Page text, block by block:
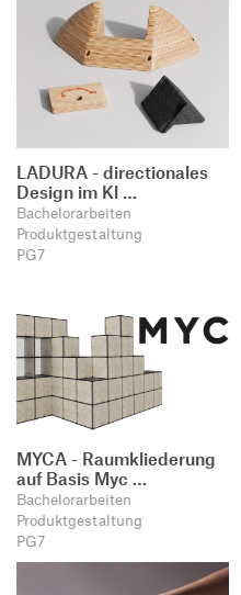
LADURA - directionales
Design im Kl …
Bachelorarbeiten
Produktgestaltung
PG7
MYCA - Raumkliederung
auf Basis Myc …
Bachelorarbeiten
Produktgestaltung
PG7